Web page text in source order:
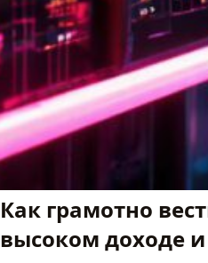
Как грамотно
высоком доходе и